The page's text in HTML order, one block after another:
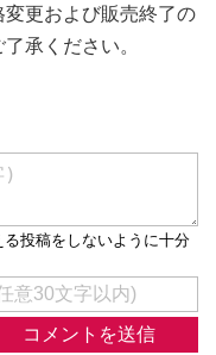
更および販売終了の
承ください。